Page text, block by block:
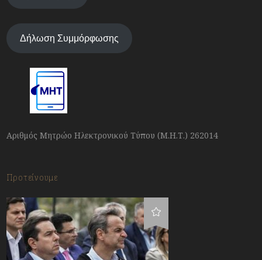
Δήλωση Συμμόρφωσης
Αριθμός Μητρώο Ηλεκτρονικού Τύπου (Μ.Η.Τ.) 262014
Προτείνουμε